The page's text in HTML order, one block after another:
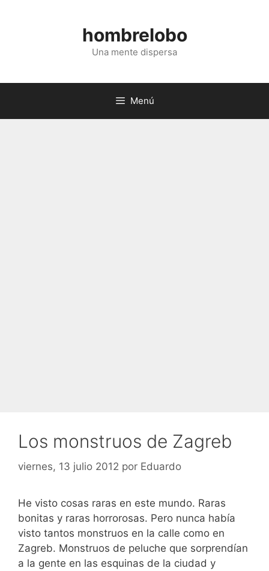
hombrelobo
Una mente dispersa
Menú
Los monstruos de Zagreb
viernes, 13 julio 2012 por Eduardo
He visto cosas raras en este mundo. Raras
bonitas y raras horrorosas. Pero nunca había
visto tantos monstruos en la calle como en
Zagreb. Monstruos de peluche que sorprendían
a la gente en las esquinas de la ciudad y